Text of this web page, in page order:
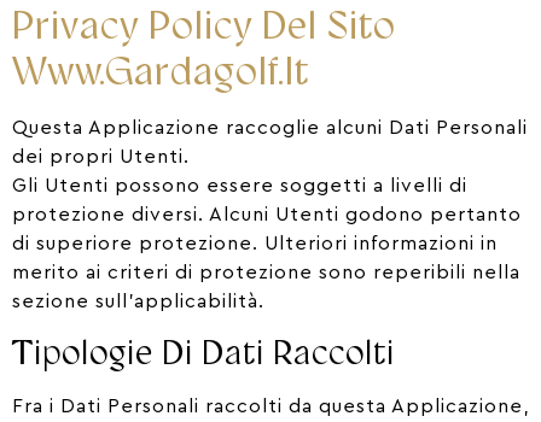
Privacy Policy Del Sito
Www.gardagolf.it
Questa Applicazione raccoglie alcuni Dati Personali
dei propri Utenti.
Gli Utenti possono essere soggetti a livelli di
protezione diversi. Alcuni Utenti godono pertanto
di superiore protezione. Ulteriori informazioni in
merito ai criteri di protezione sono reperibili nella
sezione sull’applicabilità.
Tipologie Di Dati Raccolti
Fra i Dati Personali raccolti da questa Applicazione,